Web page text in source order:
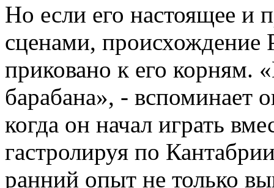
Но если его настоящее и
сценами,
приковано к его корням.
барабана», - вспоминает
когда он начал играть
гастролируя по
ранний опыт не только